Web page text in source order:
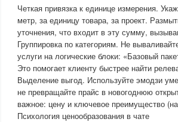
Четкая привязка к единице измерения.
метр, за единицу товара, за проект.
уточнения, что входит в эту сумму,
Группировка по категориям. Не
услуги на логические блоки: «Базовый
Это помогает клиенту быстрее найти
Выделение выгод. Используйте эмодзи
не превращайте прайс в новогоднюю
важное: цену и ключевое преимущество
Психология ценообразования в чате